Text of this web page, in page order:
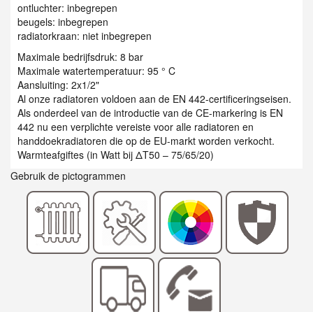
ontluchter: inbegrepen
beugels: inbegrepen
radiatorkraan: niet inbegrepen
Maximale bedrijfsdruk: 8 bar
Maximale watertemperatuur: 95 ° C
Aansluiting: 2x1/2"
Al onze radiatoren voldoen aan de EN 442-certificeringseisen.
Als onderdeel van de introductie van de CE-markering is EN
442 nu een verplichte vereiste voor alle radiatoren en
handdoekradiatoren die op de EU-markt worden verkocht.
Warmteafgiftes (in Watt bij ΔT50 – 75/65/20)
Gebruik de pictogrammen